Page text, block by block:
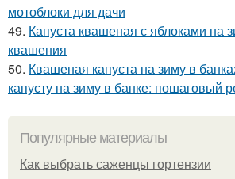
мотоблоки для дачи
49. Капуста квашеная с яблоками на
квашения
50. Квашеная капуста на зиму в
капусту на зиму в банке: пошаговый
Популярные материалы
Как выбрать саженцы гортензии